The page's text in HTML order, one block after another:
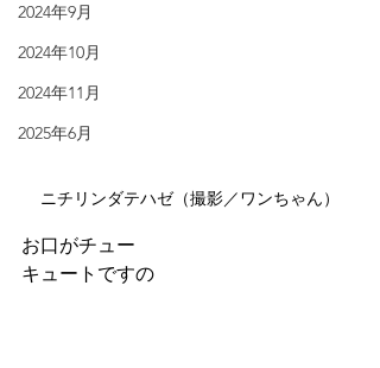
2024年9月
2024年10月
2024年11月
2025年6月
ニチリンダテハゼ（撮影／ワンちゃん）
お口がチュー
キュートですの